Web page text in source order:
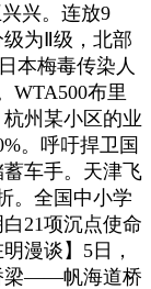
兴。连放9
为Ⅱ级，北部
本梅毒传染人
WTA500布里
州某小区的业
。呼吁捍卫国
车手。天津飞
。全国中小学
21项沉点使命
漫谈】5日，
梁——帆海道桥